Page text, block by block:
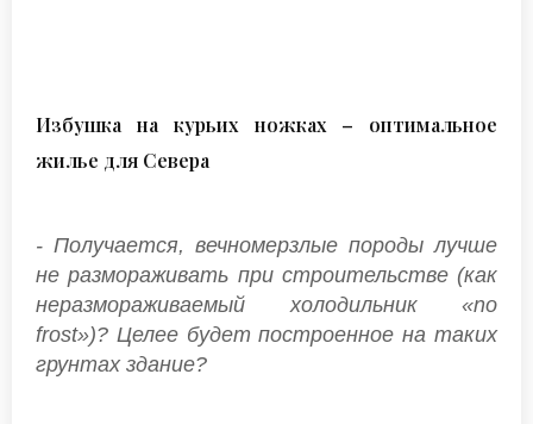
Избушка на курьих ножках – оптимальное
жилье для Севера
- Получается, вечномерзлые породы лучше
не размораживать при строительстве (как
неразмораживаемый холодильник «no
frost»)? Целее будет построенное на таких
грунтах здание?